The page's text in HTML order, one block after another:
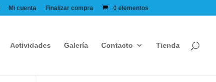
Mi cuenta Finalizar compra 0 elementos
Actividades Galería Contacto Tienda